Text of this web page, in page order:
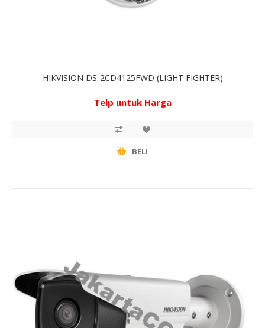
HIKVISION DS-2CD4125FWD (LIGHT FIGHTER)
Telp untuk Harga
BELI